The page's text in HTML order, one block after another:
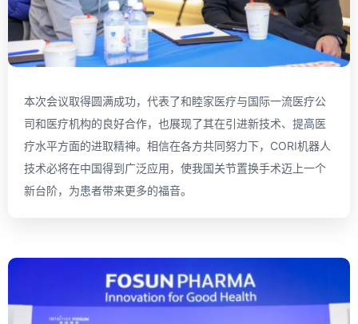
本次会议取得圆满成功，代表了和睦家医疗与国际一流医疗公
司和医疗机构的良好合作，也展现了其在引进新技术、提高医
疗水平方面的进取精神。相信在各方共同努力下，CORI机器人
技术必将在中国得到广泛应用，使我国关节置换手术迈上一个
新台阶，为患者带来更多的福音。